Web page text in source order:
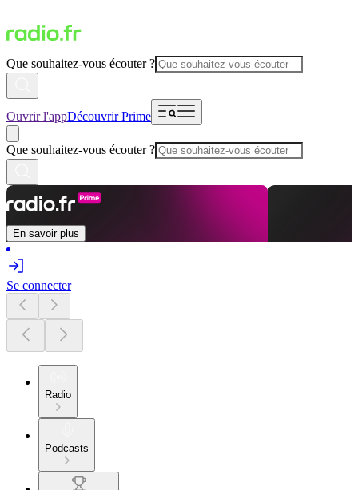
Que souhaitez-vous écouter ?
Ouvrir l'appDécouvrir Prime
Que souhaitez-vous écouter ?
En savoir plus
Se connecter
Radio
Podcasts